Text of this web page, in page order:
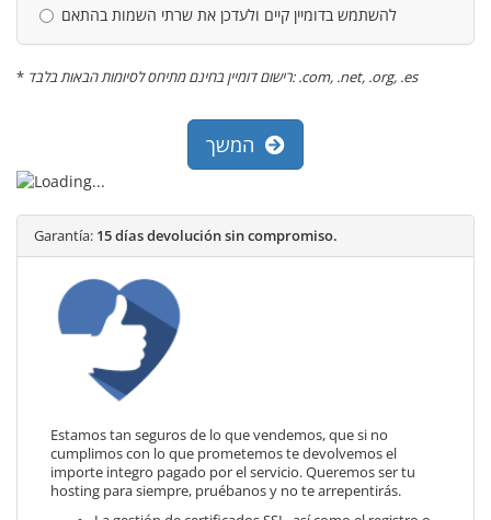
להשתמש בדומיין קיים ולעדכן את שרתי השמות בהתאם
* רישום דומיין בחינם מתיחס לסיומות הבאות בלבד: .com, .net, .org, .es
Garantía: 15 días devolución sin compromiso.
Estamos tan seguros de lo que vendemos, que si no
cumplimos con lo que prometemos te devolvemos el
importe integro pagado por el servicio. Queremos ser tu
hosting para siempre, pruébanos y no te arrepentirás.